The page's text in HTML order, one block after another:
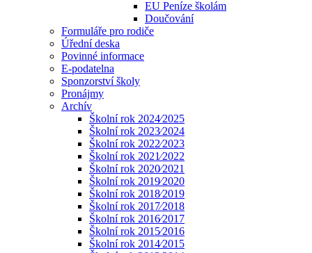
EU Peníze školám
Doučování
Formuláře pro rodiče
Úřední deska
Povinné informace
E-podatelna
Sponzorství školy
Pronájmy
Archív
Školní rok 2024⁄2025
Školní rok 2023⁄2024
Školní rok 2022⁄2023
Školní rok 2021⁄2022
Školní rok 2020⁄2021
Školní rok 2019⁄2020
Školní rok 2018⁄2019
Školní rok 2017⁄2018
Školní rok 2016⁄2017
Školní rok 2015⁄2016
Školní rok 2014⁄2015